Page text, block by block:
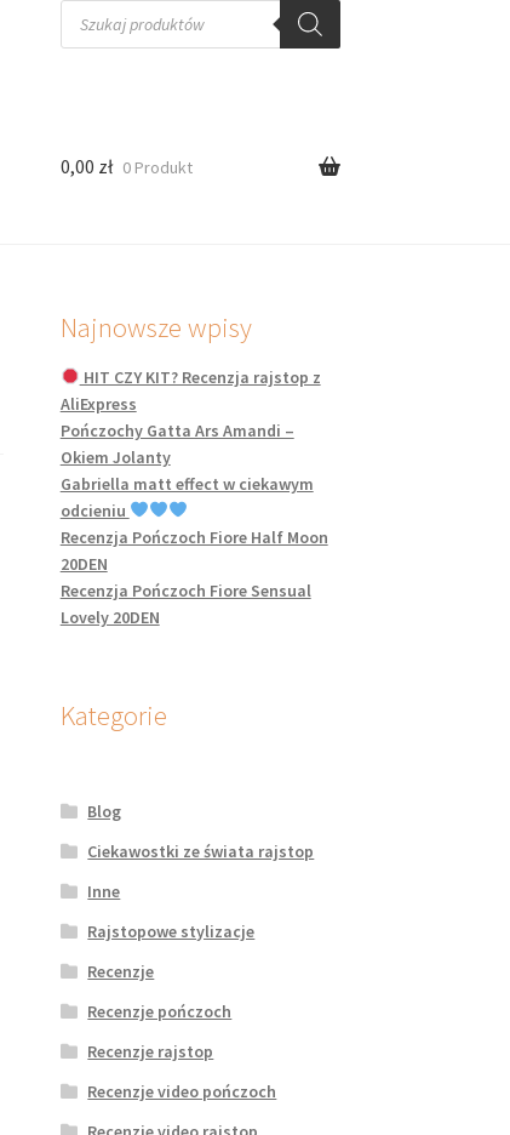
Wyszukiwarka
produktów
0,00 zł 0 Produkt
Najnowsze wpisy
HIT CZY KIT? Recenzja rajstop z
AliExpress
Pończochy Gatta Ars Amandi –
Okiem Jolanty
Gabriella matt effect w ciekawym
odcieniu
Recenzja Pończoch Fiore Half Moon
20DEN
Recenzja Pończoch Fiore Sensual
Lovely 20DEN
Kategorie
Blog
Ciekawostki ze świata rajstop
Inne
Rajstopowe stylizacje
Recenzje
Recenzje pończoch
Recenzje rajstop
Recenzje video pończoch